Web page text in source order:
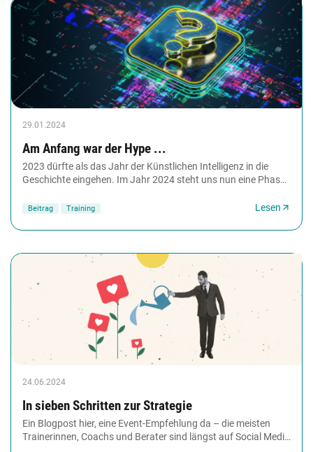
29.01.2024
Am Anfang war der Hype ...
2023 dürfte als das Jahr der Künstlichen Intelligenz in die
Geschichte eingehen. Im Jahr 2024 steht uns nun eine Phase
Beitrag Training Lesen
24.06.2024
In sieben Schritten zur Strategie
Ein Blogpost hier, eine Event-Empfehlung da – die meisten
Trainerinnen, Coachs und Berater sind längst auf Social Media